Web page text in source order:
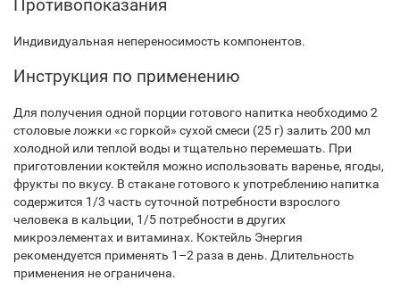
Противопоказания
Индивидуальная непереносимость компонентов.
Инструкция по применению
Для получения одной порции готового напитка необходимо 2
столовые ложки «с горкой» сухой смеси (25 г) залить 200 мл
холодной или теплой воды и тщательно перемешать. При
приготовлении коктейля можно использовать варенье, ягоды,
фрукты по вкусу. В стакане готового к употреблению напитка
содержится 1/3 часть суточной потребности взрослого
человека в кальции, 1/5 потребности в других
микроэлементах и витаминах. Коктейль Энергия
рекомендуется применять 1–2 раза в день. Длительность
применения не ограничена.